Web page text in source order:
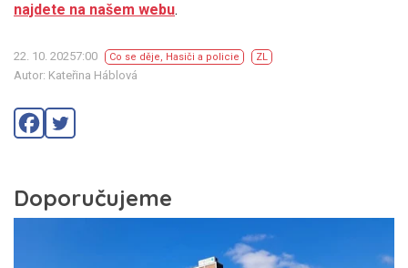
najdete na našem webu.
22. 10. 20257:00 Co se děje, Hasiči a policie ZL
Autor: Kateřina Háblová